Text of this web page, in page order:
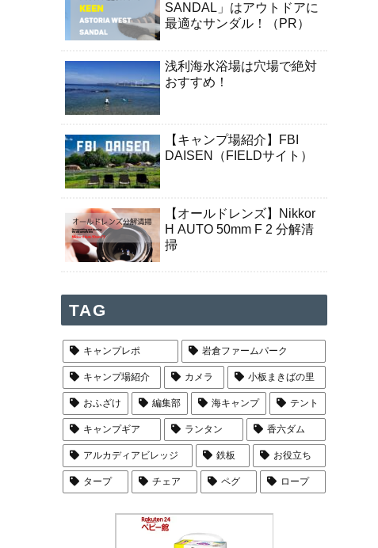
SANDAL」はアウトドアに
最適なサンダル！（PR）
浅利海水浴場は穴場で絶対
おすすめ！
【キャンプ場紹介】FBI
DAISEN（FIELDサイト）
【オールドレンズ】Nikkor
H AUTO 50mm F 2 分解清
掃
TAG
キャンプレポ 岩倉ファームパーク
キャンプ場紹介 カメラ 小板まきばの里
おふざけ 編集部 海キャンプ テント
キャンプギア ランタン 香六ダム
アルカディアビレッジ 鉄板 お役立ち
タープ チェア ペグ ロープ